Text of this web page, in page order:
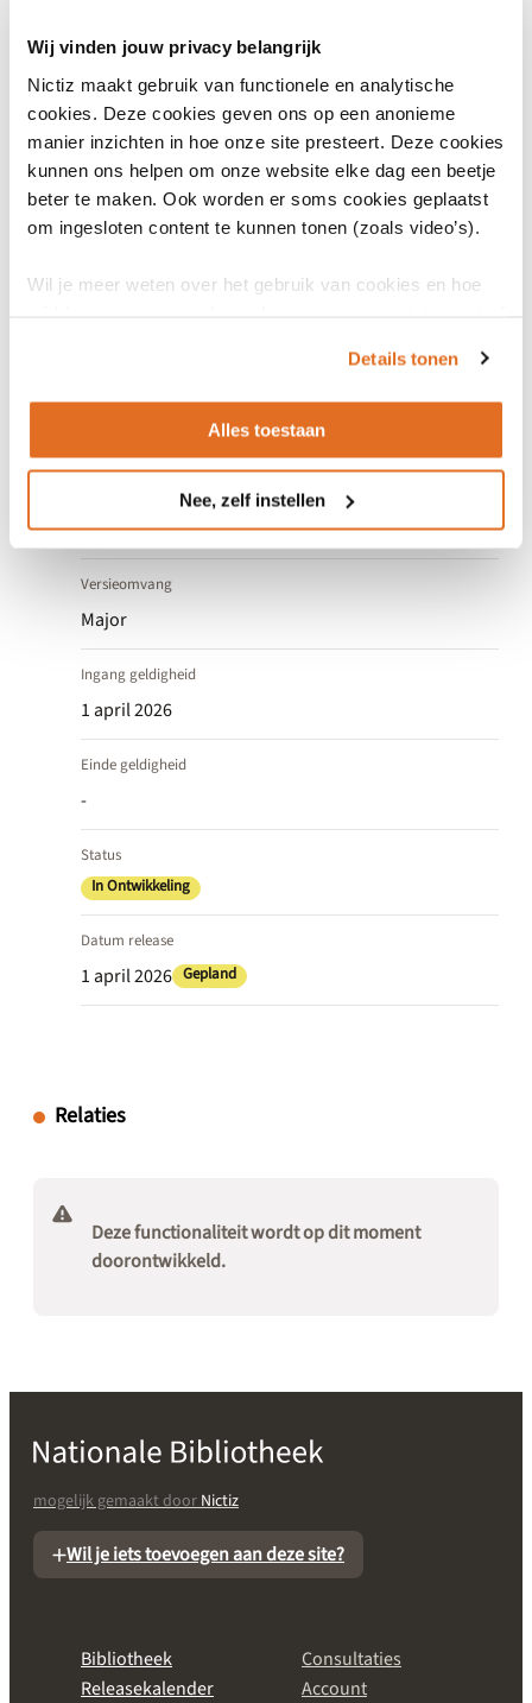
Wij vinden jouw privacy belangrijk
Nictiz maakt gebruik van functionele en analytische
cookies. Deze cookies geven ons op een anonieme
manier inzichten in hoe onze site presteert. Deze cookies
kunnen ons helpen om onze website elke dag een beetje
beter te maken. Ook worden er soms cookies geplaatst
om ingesloten content te kunnen tonen (zoals video’s).
Wil je meer weten over het gebruik van cookies en hoe
Details tonen
Alles toestaan
Nee, zelf instellen
1.0.0
Use case
Raadplegen beeld
1.0.0
1.0.0
Versieomvang
Major
Ingang geldigheid
1 april 2026
Einde geldigheid
-
Status
In Ontwikkeling
Datum release
1 april 2026 Gepland
Relaties
Deze functionaliteit wordt op dit moment
doorontwikkeld.
mogelijk gemaakt doorNictiz
Wil je iets toevoegen aan deze site?
Bibliotheek
Releasekalender
Consultaties
Account